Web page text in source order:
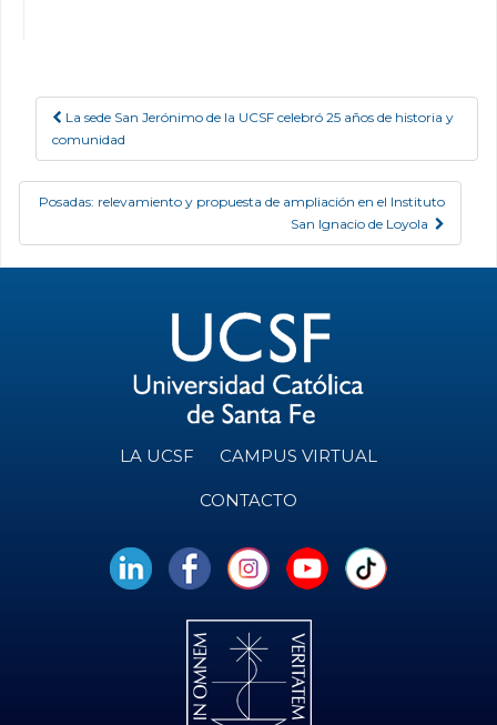
Post navigation
La sede San Jerónimo de la UCSF celebró 25 años de historia y
comunidad
Posadas: relevamiento y propuesta de ampliación en el Instituto
San Ignacio de Loyola
LA UCSF CAMPUS VIRTUAL
CONTACTO